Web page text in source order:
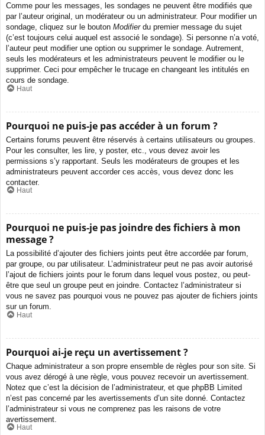
Comme pour les messages, les sondages ne peuvent être modifiés que
par l’auteur original, un modérateur ou un administrateur. Pour modifier un
sondage, cliquez sur le bouton Modifierdu premier message du sujet
(c’est toujours celui auquel est associé le sondage). Si personne n’a voté,
l’auteur peut modifier une option ou supprimer le sondage. Autrement,
seuls les modérateurs et les administrateurs peuvent le modifier ou le
supprimer. Ceci pour empêcher le trucage en changeant les intitulés en
cours de sondage.
Haut
Pourquoi ne puis-je pas accéder à un forum ?
Certains forums peuvent être réservés à certains utilisateurs ou groupes.
Pour les consulter, les lire, y poster, etc., vous devez avoir les
permissions s’y rapportant. Seuls les modérateurs de groupes et les
administrateurs peuvent accorder ces accès, vous devez donc les
contacter.
Haut
Pourquoi ne puis-je pas joindre des fichiers à mon
message ?
La possibilité d’ajouter des fichiers joints peut être accordée par forum,
par groupe, ou par utilisateur. L’administrateur peut ne pas avoir autorisé
l’ajout de fichiers joints pour le forum dans lequel vous postez, ou peut-
être que seul un groupe peut en joindre. Contactez l’administrateur si
vous ne savez pas pourquoi vous ne pouvez pas ajouter de fichiers joints
sur un forum.
Haut
Pourquoi ai-je reçu un avertissement ?
Chaque administrateur a son propre ensemble de règles pour son site. Si
vous avez dérogé à une règle, vous pouvez recevoir un avertissement.
Notez que c’est la décision de l’administrateur, et que phpBB Limited
n’est pas concerné par les avertissements d’un site donné. Contactez
l’administrateur si vous ne comprenez pas les raisons de votre
avertissement.
Haut